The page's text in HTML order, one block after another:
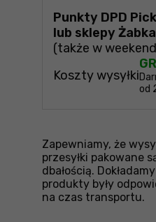
Punkty DPD
lub sklepy Żabka
(także w
Koszty wysyłki
od
Zapewniamy, że
przesyłki pakowane
dbałością.
produkty były
na czas transportu.